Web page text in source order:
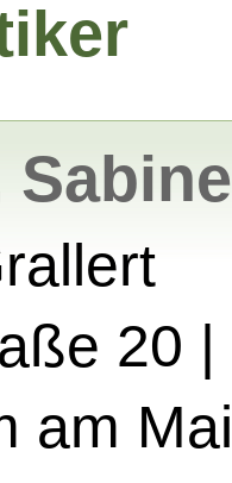
Sabine
20
am